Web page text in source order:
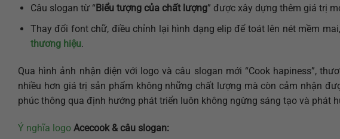
Câu slogan từ “ Biểu tượng của chất lượng” được xây dựng thêm giá trị
Thay đổi font chữ, điều chỉnh lại hình dạng elip để toát lên nét mềm
thương hiệu.
Qua hình ảnh nhận diện với logo và câu slogan mới “Cook hapiness”,
nhiều hơn giá trị sản phẩm không những chất lượng mà còn cảm nhận
phúc thông qua định hướng phát triển luôn không ngừng sáng tạo và phát
Ý nghĩa logo Acecook & câu slogan: